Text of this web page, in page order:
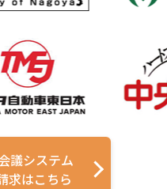
議システム
求はこちら